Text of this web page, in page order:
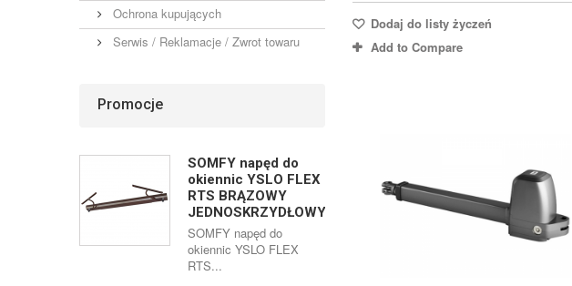
Dodaj do listy życzeń
Add to Compare
Ochrona kupujących
Serwis / Reklamacje / Zwrot towaru
Promocje
SOMFY napęd do
okiennic YSLO FLEX
RTS BRĄZOWY
JEDNOSKRZYDŁOWY
SOMFY napęd do
okiennic YSLO FLEX
RTS...